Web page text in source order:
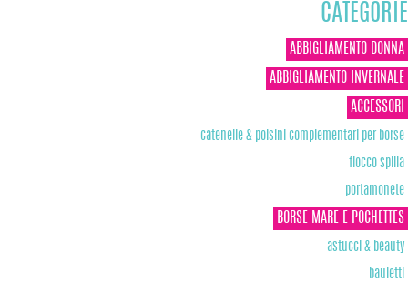
CATEGORIE
ABBIGLIAMENTO DONNA
ABBIGLIAMENTO INVERNALE
ACCESSORI
catenelle & polsini complementari per borse
fiocco spilla
portamonete
BORSE MARE E POCHETTES
astucci & beauty
bauletti